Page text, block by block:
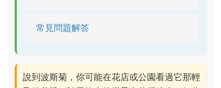
常見問題解答
說到波斯菊，你可能在花店或公園看過它那輕